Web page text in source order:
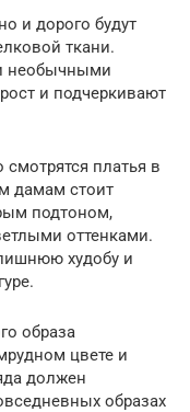
и дорого будут
ткани.
необычными
и подчеркивают
платья в
дамам стоит
подтоном,
оттенками.
худобу и
образа
цвете и
должен
образах